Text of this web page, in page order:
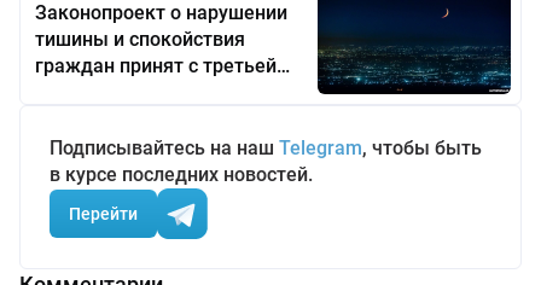
Законопроект о нарушении
тишины и спокойствия
граждан принят с третьей
Подписывайтесь на наш Telegram, чтобы быть
в курсе последних новостей.
Перейти